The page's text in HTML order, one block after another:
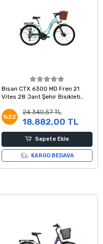
Bisan CTX 6300 MD Fren 21
Vites 28 Jant Şehir Bisikleti
%22
24.340,57 TL
18.882,00 TL
Sepete Ekle
KARGO BEDAVA